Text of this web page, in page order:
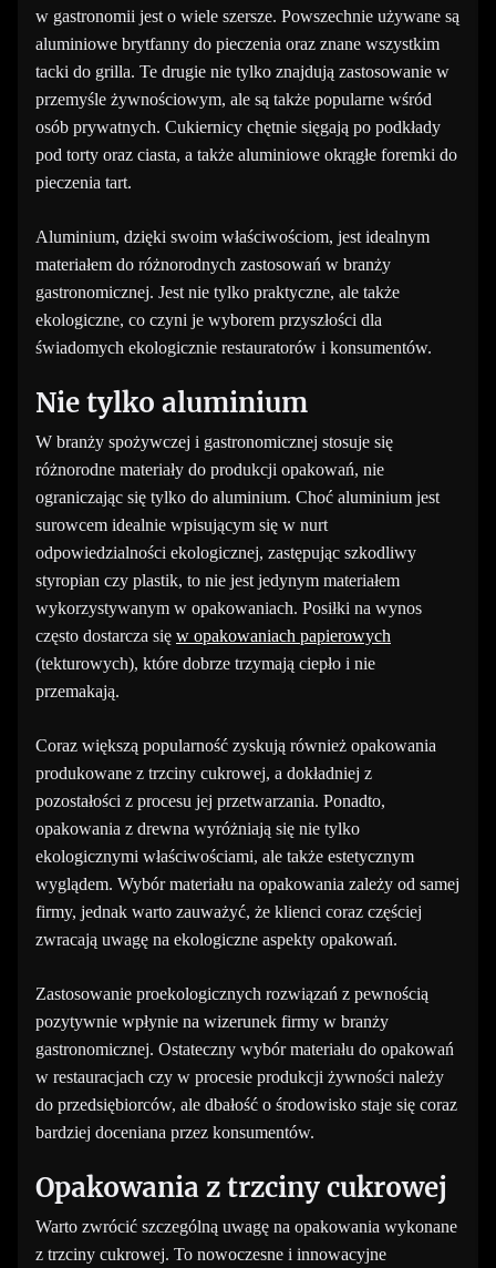
w gastronomii jest o wiele szersze. Powszechnie używane są
aluminiowe brytfanny do pieczenia oraz znane wszystkim
tacki do grilla. Te drugie nie tylko znajdują zastosowanie w
przemyśle żywnościowym, ale są także popularne wśród
osób prywatnych. Cukiernicy chętnie sięgają po podkłady
pod torty oraz ciasta, a także aluminiowe okrągłe foremki do
pieczenia tart.
Aluminium, dzięki swoim właściwościom, jest idealnym
materiałem do różnorodnych zastosowań w branży
gastronomicznej. Jest nie tylko praktyczne, ale także
ekologiczne, co czyni je wyborem przyszłości dla
świadomych ekologicznie restauratorów i konsumentów.
Nie tylko aluminium
W branży spożywczej i gastronomicznej stosuje się
różnorodne materiały do produkcji opakowań, nie
ograniczając się tylko do aluminium. Choć aluminium jest
surowcem idealnie wpisującym się w nurt
odpowiedzialności ekologicznej, zastępując szkodliwy
styropian czy plastik, to nie jest jedynym materiałem
wykorzystywanym w opakowaniach. Posiłki na wynos
często dostarcza się w opakowaniach papierowych
(tekturowych), które dobrze trzymają ciepło i nie
przemakają.
Coraz większą popularność zyskują również opakowania
produkowane z trzciny cukrowej, a dokładniej z
pozostałości z procesu jej przetwarzania. Ponadto,
opakowania z drewna wyróżniają się nie tylko
ekologicznymi właściwościami, ale także estetycznym
wyglądem. Wybór materiału na opakowania zależy od samej
firmy, jednak warto zauważyć, że klienci coraz częściej
zwracają uwagę na ekologiczne aspekty opakowań.
Zastosowanie proekologicznych rozwiązań z pewnością
pozytywnie wpłynie na wizerunek firmy w branży
gastronomicznej. Ostateczny wybór materiału do opakowań
w restauracjach czy w procesie produkcji żywności należy
do przedsiębiorców, ale dbałość o środowisko staje się coraz
bardziej doceniana przez konsumentów.
Opakowania z trzciny cukrowej
Warto zwrócić szczególną uwagę na opakowania wykonane
z trzciny cukrowej. To nowoczesne i innowacyjne